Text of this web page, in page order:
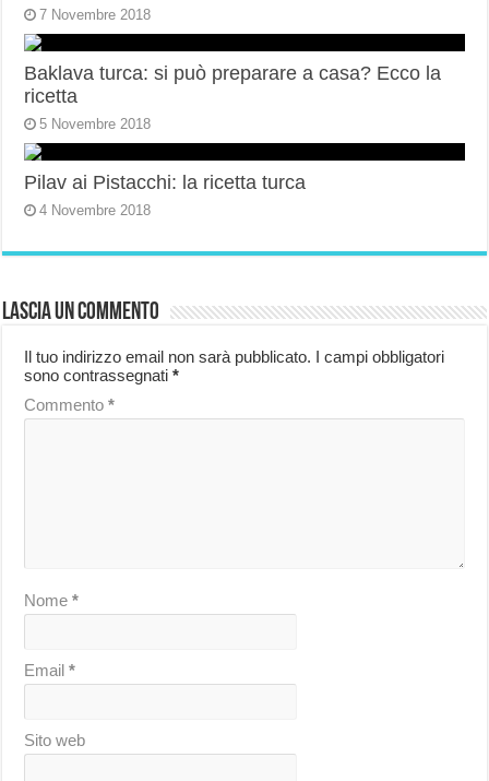
7 Novembre 2018
Baklava turca: si può preparare a casa? Ecco la
ricetta
5 Novembre 2018
Pilav ai Pistacchi: la ricetta turca
4 Novembre 2018
Lascia un commento
Il tuo indirizzo email non sarà pubblicato. I campi obbligatori
sono contrassegnati*
Commento*
Nome*
Email*
Sito web